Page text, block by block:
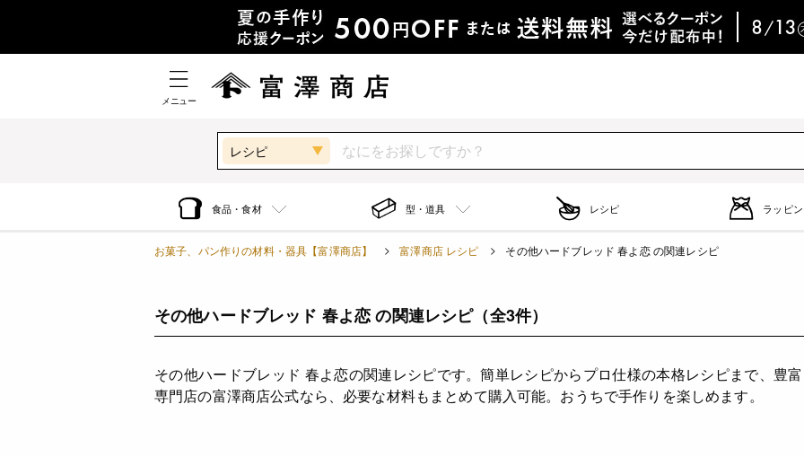
メニュー
レシピ
食品・食材 型・道具 レシピ ラッピ
お菓子、パン作りの材料・器具【富澤商店】 富澤商店 レシピ その他ハードブレッド 春よ恋 の関連レシピ
その他ハードブレッド 春よ恋 の関連レシピ（全3件）
その他ハードブレッド 春よ恋の関連レシピです。簡単レシピからプロ仕様の本格レシピまで、豊
専門店の富澤商店公式なら、必要な材料もまとめて購入可能。おうちで手作りを楽しめます。